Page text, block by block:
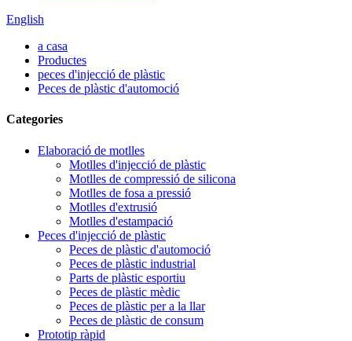
English
a casa
Productes
peces d'injecció de plàstic
Peces de plàstic d'automoció
Categories
Elaboració de motlles
Motlles d'injecció de plàstic
Motlles de compressió de silicona
Motlles de fosa a pressió
Motlles d'extrusió
Motlles d'estampació
Peces d'injecció de plàstic
Peces de plàstic d'automoció
Peces de plàstic industrial
Parts de plàstic esportiu
Peces de plàstic mèdic
Peces de plàstic per a la llar
Peces de plàstic de consum
Prototip ràpid